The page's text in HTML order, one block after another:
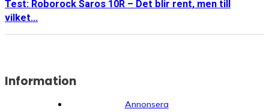
Test: Roborock Saros 10R – Det blir rent, men till
vilket...
Information
Annonsera